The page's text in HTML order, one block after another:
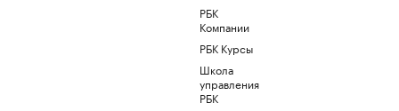
РБК
Компании
РБК Курсы
Школа
управления
РБК